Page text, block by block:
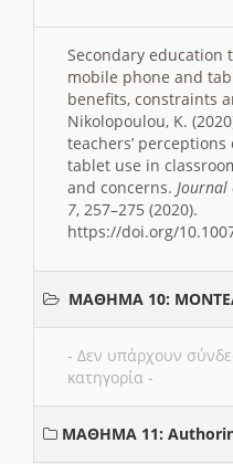
Secondary education
mobile phone and
benefits, constraints
Nikolopoulou, K.
teachers’
tablet use in
and concerns. Journal
7, 257–275 (2020).
https://doi.org/
ΜΑΘΗΜΑ 10:
- Δεν υπάρχουν
κατηγορία -
ΜΑΘΗΜΑ 11: